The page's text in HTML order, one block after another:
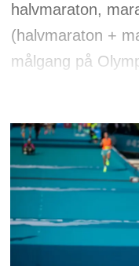
halvmaraton,
(halvmaraton +
målgang på